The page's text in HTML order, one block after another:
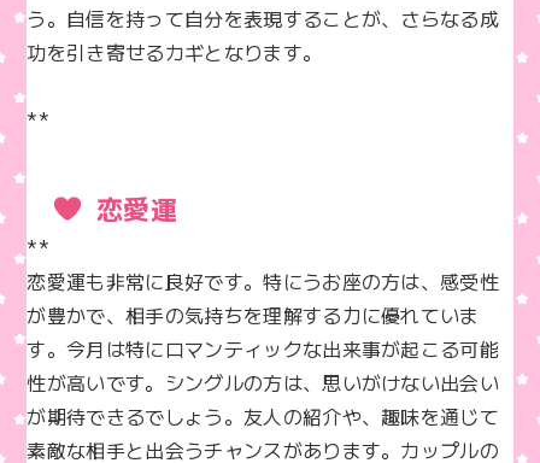
う。自信を持って自分を表現することが、さらなる成
功を引き寄せるカギとなります。
**
恋愛運
**
恋愛運も非常に良好です。特にうお座の方は、感受性
が豊かで、相手の気持ちを理解する力に優れていま
す。今月は特にロマンティックな出来事が起こる可能
性が高いです。シングルの方は、思いがけない出会い
が期待できるでしょう。友人の紹介や、趣味を通じて
素敵な相手と出会うチャンスがあります。カップルの